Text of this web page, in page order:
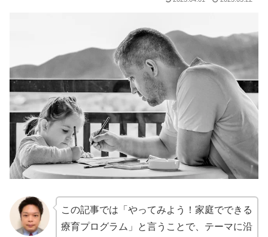
この記事では「やってみよう！家庭でできる
療育プログラム」と言うことで、テーマに沿